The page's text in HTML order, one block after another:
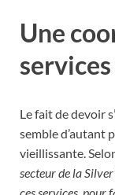
Une
Le fait de devoir
semble d’autant
vieillissante.
secteur de la